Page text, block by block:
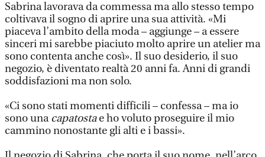
Sabrina lavorava da commessa ma allo stesso tempo
coltivava il sogno di aprire una sua attività. «Mi
piaceva l’ambito della moda – aggiunge – a essere
sinceri mi sarebbe piaciuto molto aprire un atelier ma
sono contenta anche così». Il suo desiderio, il suo
negozio, è diventato realtà 20 anni fa. Anni di grandi
soddisfazioni ma non solo.
«Ci sono stati momenti difficili – confessa – ma io
sono unacapatostae ho voluto proseguire il mio
cammino nonostante gli alti e i bassi».